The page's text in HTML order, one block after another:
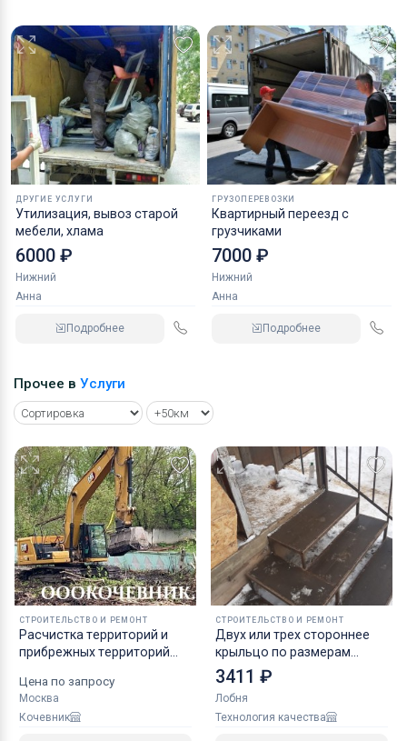
ДРУГИЕ УСЛУГИ
Утилизация, вывоз старой
мебели, хлама
6000 ₽
Нижний
Анна
Подробнее
ГРУЗОПЕРЕВОЗКИ
Квартирный переезд с
грузчиками
7000 ₽
Нижний
Анна
Подробнее
Прочее в Услуги
СТРОИТЕЛЬСТВО И РЕМОНТ
Pacчиcтка тeрpиторий и
прибрeжных тeрритоpий
Цена по запросу
Москва
Кочевник
СТРОИТЕЛЬСТВО И РЕМОНТ
Двух или трех стороннее
крыльцо по размерам
заказчика
3411 ₽
Лобня
Технология качества